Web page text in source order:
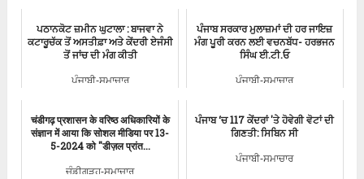
ਪੰਜਾਬੀ-ਸਮਾਚਾਰ
ਪਠਾਨਕੋਟ ਜ਼ਮੀਨ ਘੁਟਾਲਾ : ਬਾਜਵਾ ਨੇ
ਕਟਾਰੂਚੱਕ ਤੋਂ ਅਸਤੀਫ਼ਾ ਅਤੇ ਕੇਂਦਰੀ ਏਜੰਸੀ
ਤੋਂ ਜਾਂਚ ਦੀ ਮੰਗ ਕੀਤੀ
ਪੰਜਾਬੀ-ਸਮਾਚਾਰ
ਪੰਜਾਬ ਸਰਕਾਰ ਮੁਲਾਜ਼ਮਾਂ ਦੀ ਹਰ ਜਾਇਜ਼
ਮੰਗ ਪੂਰੀ ਕਰਨ ਲਈ ਵਚਨਬੱਧ- ਹਰਭਜਨ
ਸਿੰਘ ਈ.ਟੀ.ਓ
ਪੰਜਾਬੀ-ਸਮਾਚਾਰ
चंडीगढ़ प्रशासन के वरिष्ठ अधिकारियों के
संज्ञान में आया कि सोशल मीडिया पर 13-
5-2024 को "डीज़ल प्रांत...
ਚੰਡੀਗੜ੍ਹ-ਸਮਾਚਾਰ
ਪੰਜਾਬ ‘ਚ 117 ਕੇਂਦਰਾਂ 'ਤੇ ਹੋਵੇਗੀ ਵੋਟਾਂ ਦੀ
ਗਿਣਤੀ: ਸਿਬਿਨ ਸੀ
ਪੰਜਾਬੀ-ਸਮਾਚਾਰ